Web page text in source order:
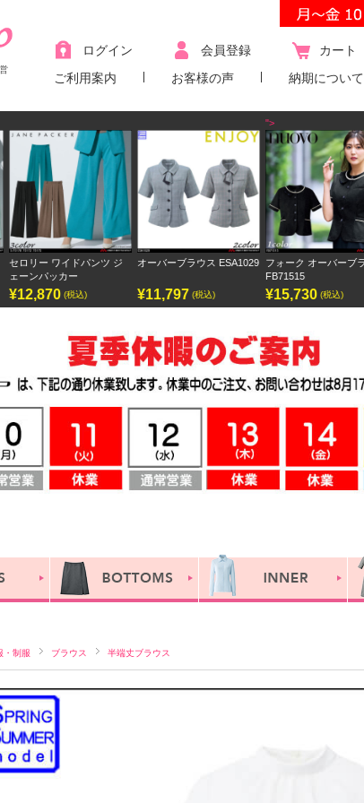
ログイン 会員登録
カート
ご利用案内
お客様の声 納期について
オーバーブラウス ESA1029
¥11,797 (税込)
フォーク オーバーブラウス
¥15,730 (税込)
フォーク ワンピース
3023SC
¥9,438 (税込)
・制服 ブラウス 半端丈ブラウス